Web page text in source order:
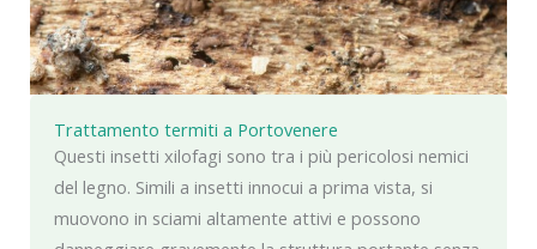
Trattamento termiti a Portovenere
Questi insetti xilofagi sono tra i più pericolosi nemici
del legno. Simili a insetti innocui a prima vista, si
muovono in sciami altamente attivi e possono